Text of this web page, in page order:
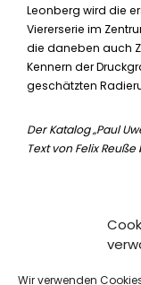
Wir verwenden
Leonberg wird die
Viererserie im
die daneben auch
Kennern der
geschätzten
Der Katalog „Paul
Text von Felix